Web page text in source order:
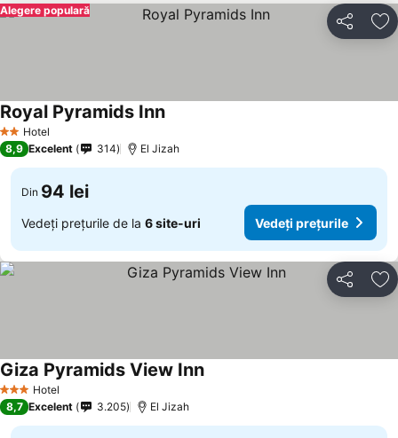
Distribuiți
Alegere populară
2 SteleHotel
Royal Pyramids Inn
8,9 Excelent 314 El Jizah
Din 94 lei
Vedeți prețurile de la 6 site-uri Vedeți prețurile
Distribuiți
3 SteleHotel
Giza Pyramids View Inn
8,7 Excelent 3.205 El Jizah